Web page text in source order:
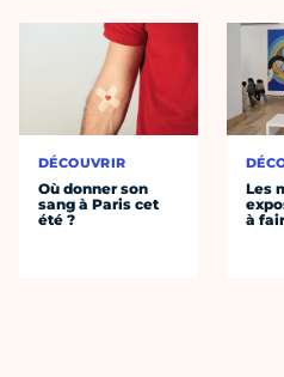
DÉCOUVRIR
Où donner son
sang à Paris cet
été ?
Les
à